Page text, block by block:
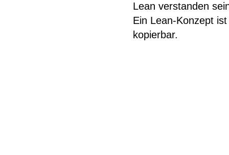
Lean verstanden
Ein Lean-Konzept
kopierbar.